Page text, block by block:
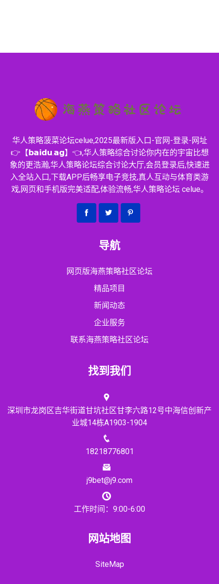
华人策略菠菜论坛celue,2025最新版入口-官网-登录-网址
👉【𝗯𝗮𝗶𝗱𝘂.𝗮𝗴】👈,华人策略综合讨论你内在的宇宙比想
象的更浩瀚,华人策略论坛综合讨论大厅,会员登录后,快速进
入全站入口,下载APP后畅享电子竞技,真人互动与体育类游
戏,网页和手机版完美适配,体验流畅,华人策略论坛 celue。
导航
网页版海燕策略社区论坛
精品项目
新闻动态
企业服务
联系海燕策略社区论坛
找到我们
深圳市龙岗区吉华街道甘坑社区甘李六路12号中海信创新产
业城14栋A1903-1904
18218776801
j9bet@j9.com
工作时间：9:00-6:00
网站地图
SiteMap